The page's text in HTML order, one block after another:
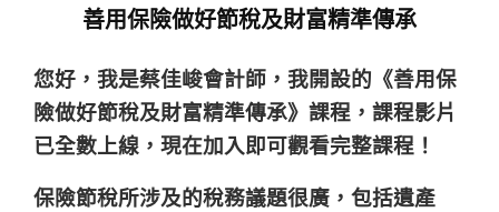
善用保險做好節稅及財富精準傳承
您好，我是蔡佳峻會計師，我開設的《善用保
險做好節稅及財富精準傳承》課程，課程影片
已全數上線，現在加入即可觀看完整課程！
保險節稅所涉及的稅務議題很廣，包括遺產